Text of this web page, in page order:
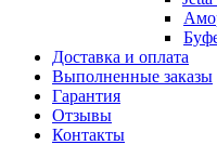
Доставка и оплата
Выполненные заказы
Гарантия
Отзывы
Контакты